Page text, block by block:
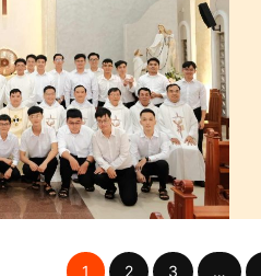
1 2 3 …